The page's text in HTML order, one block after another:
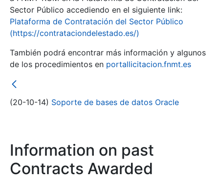
Show/Hide
Sector Público accediendo en el siguiente link:
Plataforma de Contratación del Sector Público
(https://contrataciondelestado.es/)
También podrá encontrar más información y algunos
de los procedimientos en portallicitacion.fnmt.es
(20-10-14) Soporte de bases de datos Oracle
Information on past
Contracts Awarded